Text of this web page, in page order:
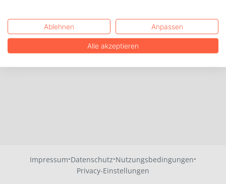
Impressum·Datenschutz·Nutzungsbedingungen·
Privacy-Einstellungen
Ablehnen Anpassen
Alle akzeptieren